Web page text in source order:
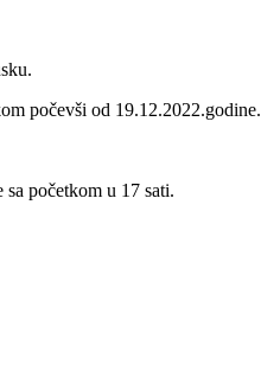
počevši od 19.12.2022.godine.
početkom u 17 sati.